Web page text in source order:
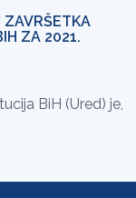
ZAVRŠETKA
ZA 2021.
BiH (Ured) je,